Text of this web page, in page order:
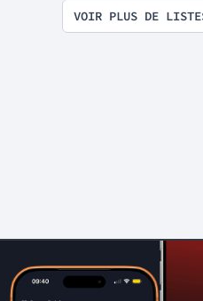
VOIR PLUS DE